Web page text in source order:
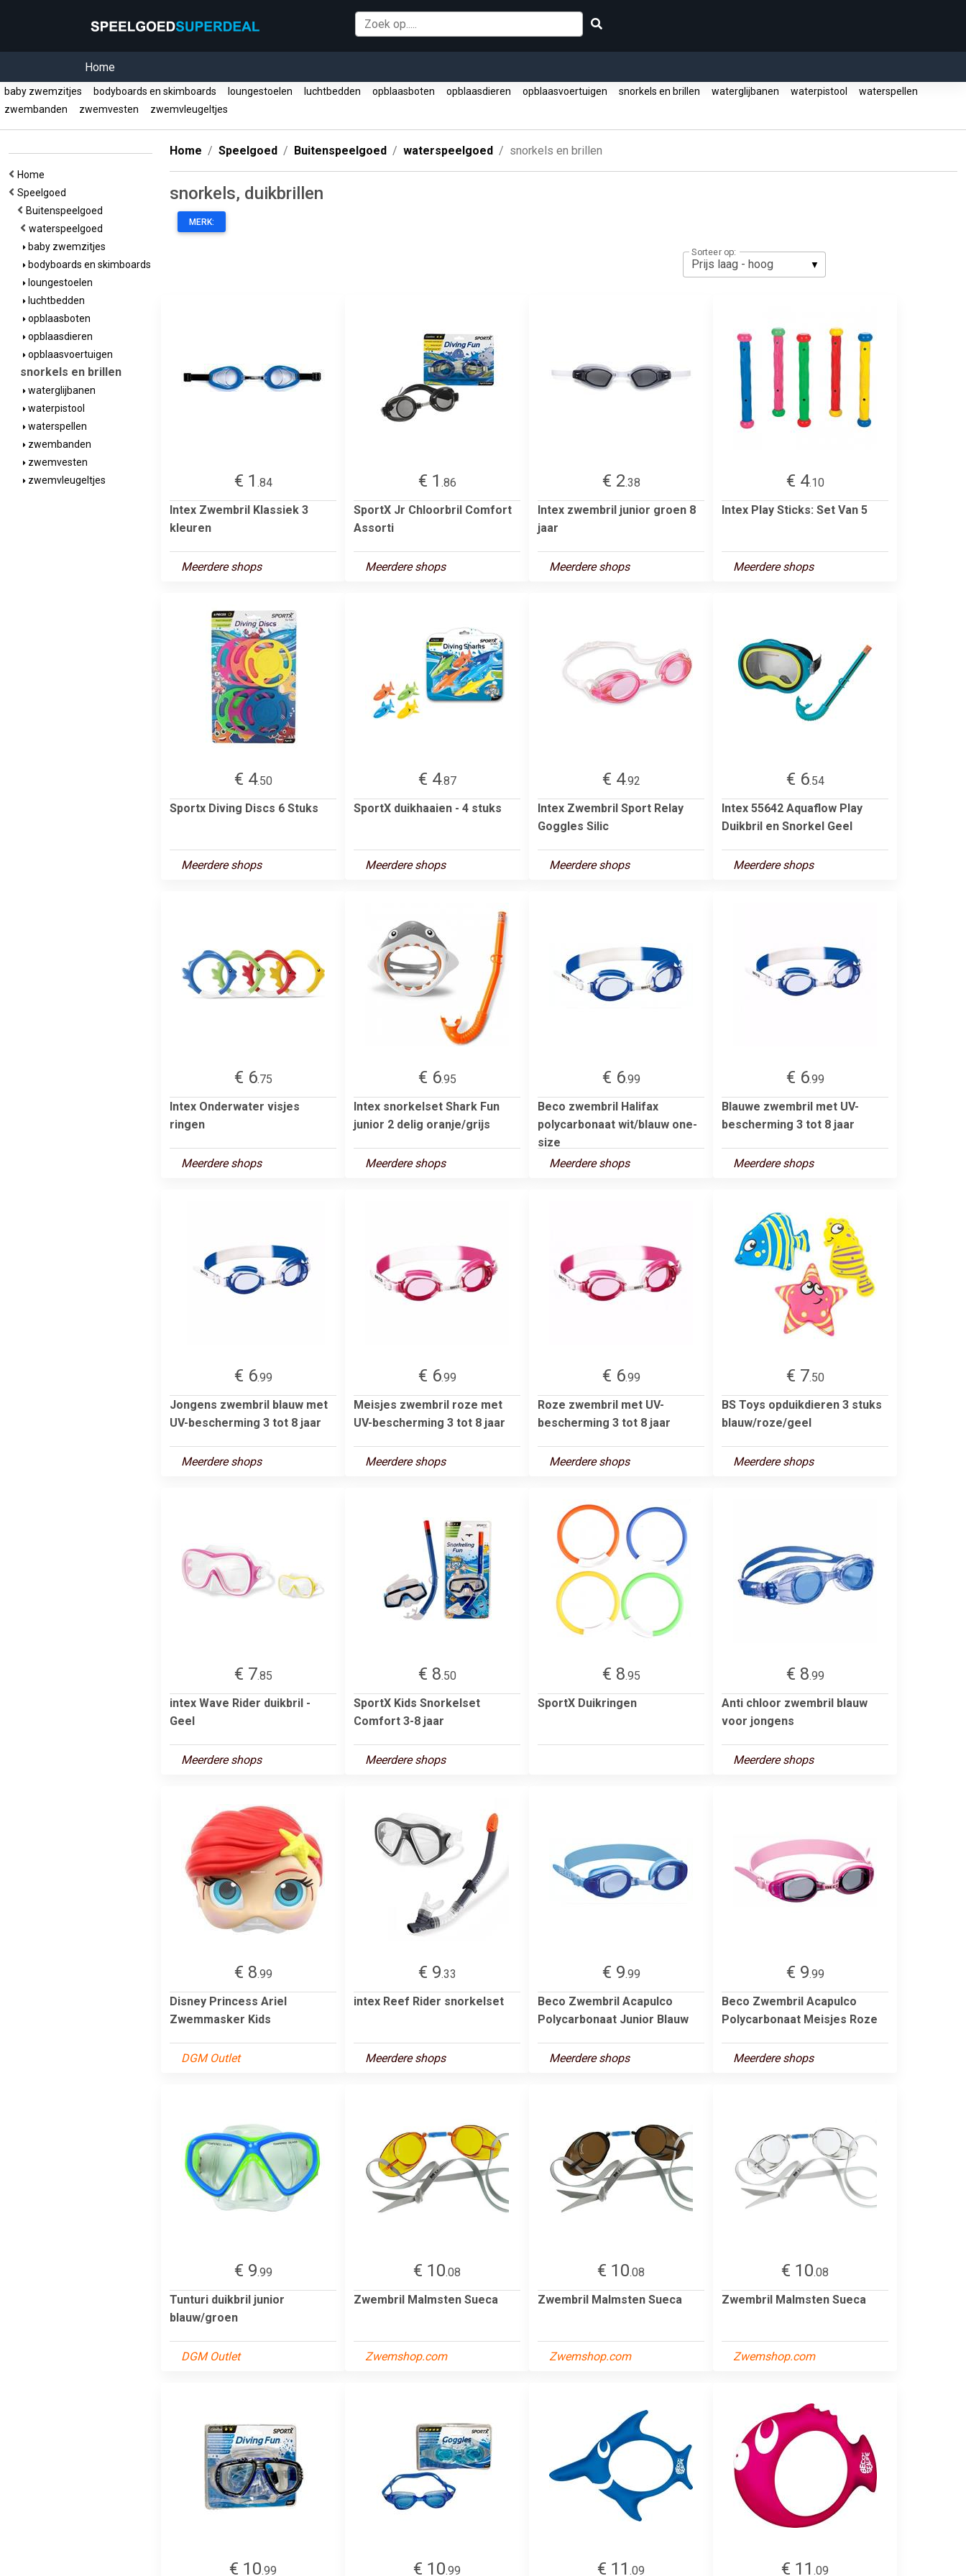
Home
baby zwemzitjes bodyboards en skimboards loungestoelen luchtbedden opblaasboten opblaasdieren opblaasvoertuigen snorkels en brillen waterglijbanen waterpistool
waterspellen
zwembanden
zwemvesten zwemvleugeltjes
Home
Speelgoed
Buitenspeelgoed
waterspeelgoed
baby zwemzitjes
bodyboards en skimboards
loungestoelen
luchtbedden
opblaasboten
opblaasdieren
opblaasvoertuigen
snorkels en brillen
waterglijbanen
waterpistool
waterspellen
zwembanden
zwemvesten
zwemvleugeltjes
Home Speelgoed Buitenspeelgoed waterspeelgoed snorkels en brillen
snorkels, duikbrillen
MERK:
Sorteer op:
€ 1 .84
Intex Zwembril Klassiek 3
kleuren
Meerdere shops
€ 1 .86
SportX Jr Chloorbril Comfort
Assorti
Meerdere shops
€ 2.38
Intex zwembril junior groen 8
jaar
Meerdere shops
€ 4.10
Intex Play Sticks: Set Van 5
Meerdere shops
€ 4.50
Sportx Diving Discs 6 Stuks
Meerdere shops
€ 4.87
SportX duikhaaien - 4 stuks
Meerdere shops
€ 4.92
Intex Zwembril Sport Relay
Goggles Silic
Meerdere shops
€ 6.54
Intex 55642 Aquaflow Play
Duikbril en Snorkel Geel
Meerdere shops
€ 6.75
Intex Onderwater visjes
ringen
Meerdere shops
€ 6.95
Intex snorkelset Shark Fun
junior 2 delig oranje/grijs
Meerdere shops
€ 6.99
Beco zwembril Halifax
polycarbonaat wit/blauw one-
size
Meerdere shops
€ 6.99
Blauwe zwembril met UV-
bescherming 3 tot 8 jaar
Meerdere shops
€ 6.99
Jongens zwembril blauw met
UV-bescherming 3 tot 8 jaar
Meerdere shops
€ 6.99
Meisjes zwembril roze met
UV-bescherming 3 tot 8 jaar
Meerdere shops
€ 6.99
Roze zwembril met UV-
bescherming 3 tot 8 jaar
Meerdere shops
€ 7.50
BS Toys opduikdieren 3 stuks
blauw/roze/geel
Meerdere shops
€ 7.85
intex Wave Rider duikbril -
Geel
Meerdere shops
€ 8.50
SportX Kids Snorkelset
Comfort 3-8 jaar
Meerdere shops
€ 8.95
SportX Duikringen
€ 8.99
Anti chloor zwembril blauw
voor jongens
Meerdere shops
€ 8.99
Disney Princess Ariel
Zwemmasker Kids
DGM Outlet
€ 9.33
intex Reef Rider snorkelset
Meerdere shops
€ 9.99
Beco Zwembril Acapulco
Polycarbonaat Junior Blauw
Meerdere shops
€ 9.99
Beco Zwembril Acapulco
Polycarbonaat Meisjes Roze
Meerdere shops
€ 9.99
Tunturi duikbril junior
blauw/groen
DGM Outlet
€ 10.08
Zwembril Malmsten Sueca
Zwemshop.com
€ 10.08
Zwembril Malmsten Sueca
Zwemshop.com
€ 10.08
Zwembril Malmsten Sueca
Zwemshop.com
€ 10.99 € 10.99 € 11 .09 € 11 .09